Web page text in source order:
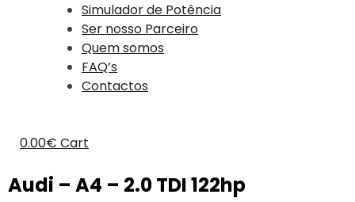
Simulador de Potência
Ser nosso Parceiro
Quem somos
FAQ’s
Contactos
0.00€ Cart
Audi – A4 – 2.0 TDI 122hp